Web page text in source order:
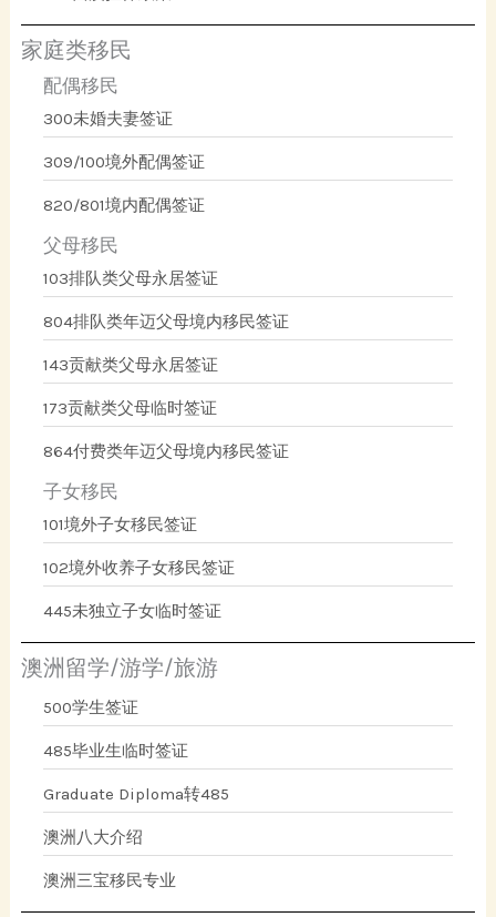
家庭类移民
配偶移民
300未婚夫妻签证
309/100境外配偶签证
820/801境内配偶签证
父母移民
103排队类父母永居签证
804排队类年迈父母境内移民签证
143贡献类父母永居签证
173贡献类父母临时签证
864付费类年迈父母境内移民签证
子女移民
101境外子女移民签证
102境外收养子女移民签证
445未独立子女临时签证
澳洲留学/游学/旅游
500学生签证
485毕业生临时签证
Graduate Diploma转485
澳洲八大介绍
澳洲三宝移民专业